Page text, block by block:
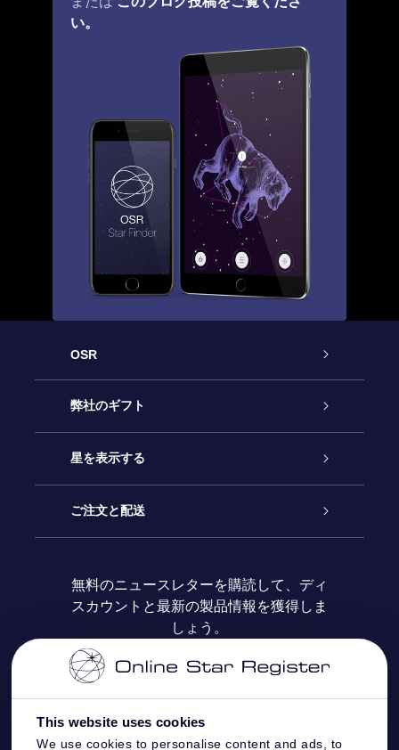
This website uses cookies
We use cookies to personalise content and ads, to
い。
OSR
カスタマーサービス
お問い合わせ
ブログ
レビュー
弊社のギフト
Online Starギフト
OSRギフトパック
OSR ギフトカード
法人ギフト
星を表示する
星の登録
カスタマイズされたStar Page
One Million Stars
OSR Starsaver
ご注文と配送
お支払いに関する情報
配送に関する情報
返品ポリシ
無料のニュースレターを購読して、ディ
スカウントと最新の製品情報を獲得しま
しょう。